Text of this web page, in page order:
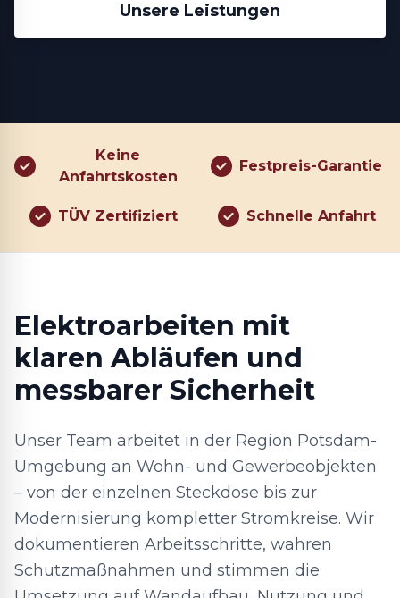
Unsere Leistungen
Keine
Anfahrtskosten
Festpreis-Garantie
TÜV Zertifiziert Schnelle Anfahrt
Elektroarbeiten mit
klaren Abläufen und
messbarer Sicherheit
Unser Team arbeitet in der Region Potsdam-
Umgebung an Wohn- und Gewerbeobjekten
– von der einzelnen Steckdose bis zur
Modernisierung kompletter Stromkreise. Wir
dokumentieren Arbeitsschritte, wahren
Schutzmaßnahmen und stimmen die